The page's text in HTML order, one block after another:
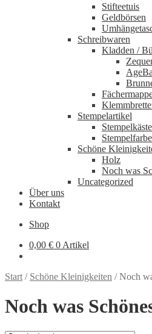
Stifteetuis
Geldbörsen
Schreibwaren
Kladden /
Stempelartikel
Stempelfarbe
Schöne
Holz
Noch was
Uncategorized
Über uns
Kontakt
Shop
0,00 € 0 Artikel
Start / Schöne Kleinigkeiten /Noch
Noch was